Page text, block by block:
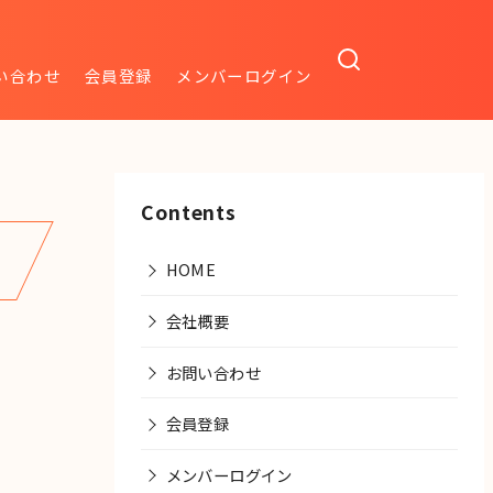
合わせ 会員登録 メンバーログイン
Contents
HOME
会社概要
お問い合わせ
会員登録
メンバーログイン